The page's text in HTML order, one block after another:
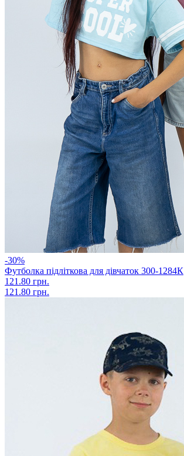
-30%
Футболка підліткова для дівчаток 300-1284К
121.80 грн.
121.80 грн.